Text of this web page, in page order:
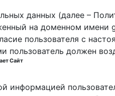
данных (далее –
на доменном
пользователя с
пользователь должен
Сайт
информацией